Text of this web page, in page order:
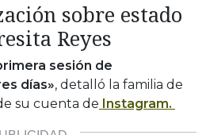
sobre estado
Reyes
sesión de
días», detalló la familia de
su cuenta de Instagram.